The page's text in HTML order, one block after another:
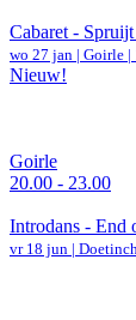
Cabaret -
wo 27 jan | Goirle |
Nieuw!
Goirle
20.00 - 23.00
Introdans - End
vr 18 jun |